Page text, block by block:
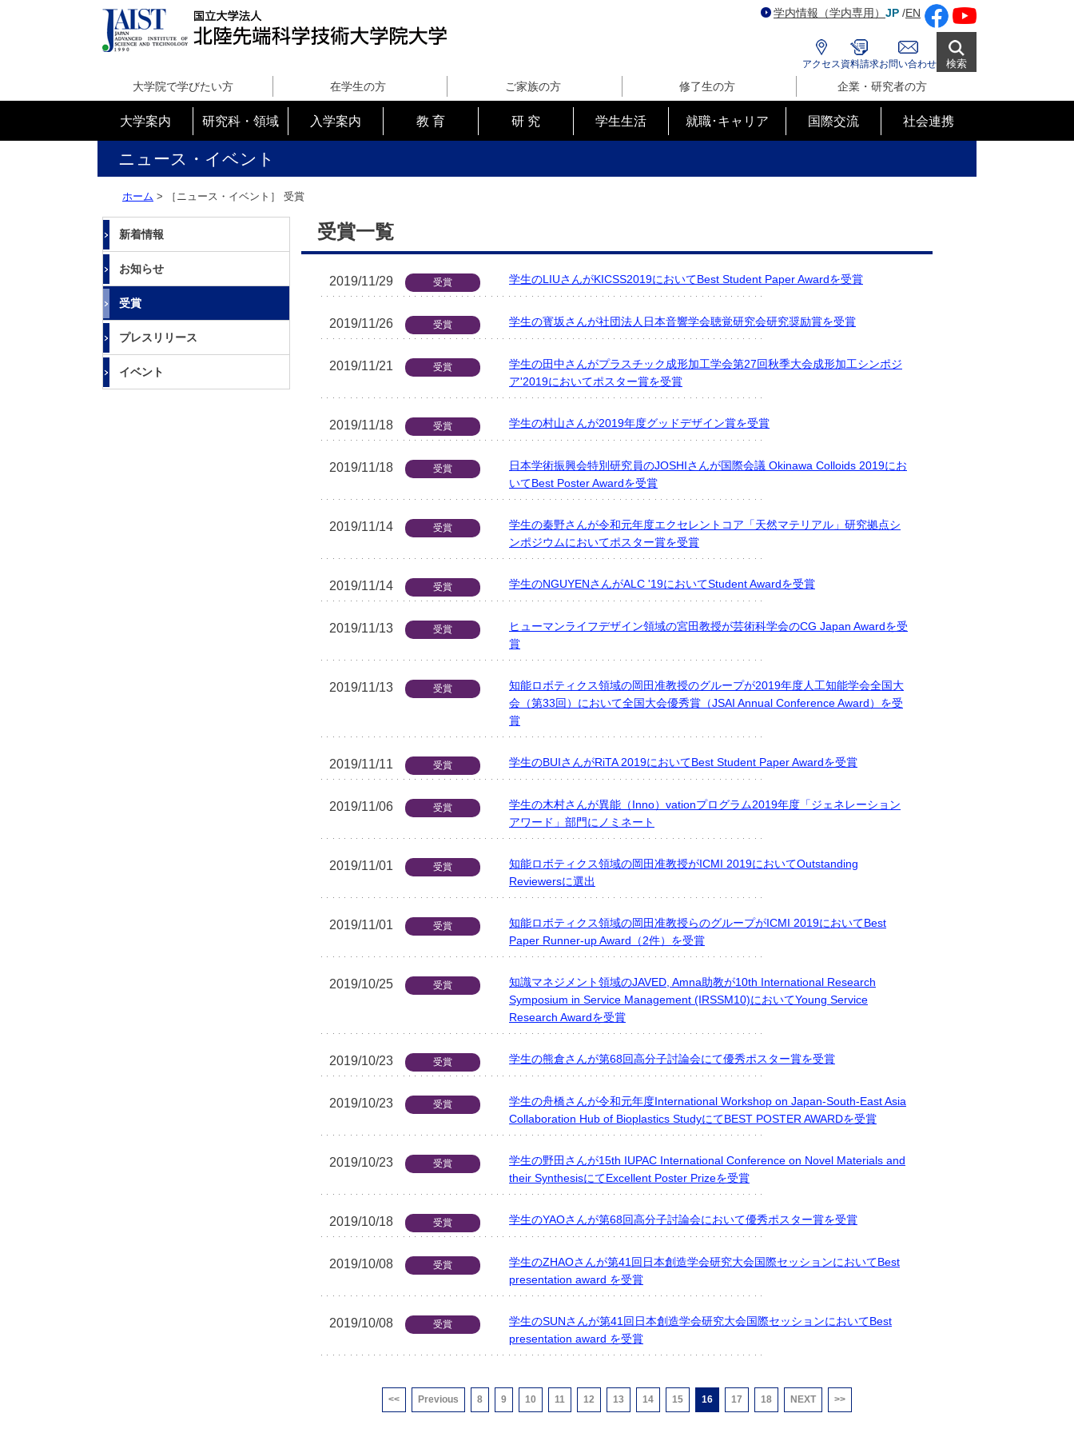
端
科
学
技
術
大
学
院
大
学
学内情報（学内専用） JP /EN
アクセス 資料請求お問い合わせ 検索
大学院で学びたい方 在学生の方 ご家族の方 修了生の方 企業・研究者の方
大学案内 研究科・領域 入学案内 教 育 研 究 学生生活 就職･キャリア 国際交流 社会連携
ニュース・イベント
ホーム > ［ニュース・イベント］ 受賞
新着情報
お知らせ
受賞
プレスリリース
イベント
受賞一覧
2019/11/29 受賞 学生のLIUさんがKICSS2019においてBest Student Paper Awardを受賞
2019/11/26 受賞 学生の寳坂さんが社団法人日本音響学会聴覚研究会研究奨励賞を受賞
2019/11/21 受賞
学生の田中さんがプラスチック成形加工学会第27回秋季大会成形加工シンポジ
ア'2019においてポスター賞を受賞
2019/11/18 受賞 学生の村山さんが2019年度グッドデザイン賞を受賞
2019/11/18 受賞
日本学術振興会特別研究員のJOSHIさんが国際会議 Okinawa Colloids 2019にお
いてBest Poster Awardを受賞
2019/11/14 受賞
学生の秦野さんが令和元年度エクセレントコア「天然マテリアル」研究拠点シ
ンポジウムにおいてポスター賞を受賞
2019/11/14 受賞 学生のNGUYENさんがALC '19においてStudent Awardを受賞
2019/11/13 受賞
ヒューマンライフデザイン領域の宮田教授が芸術科学会のCG Japan Awardを受
賞
2019/11/13 受賞
知能ロボティクス領域の岡田准教授のグループが2019年度人工知能学会全国大
会（第33回）において全国大会優秀賞（JSAI Annual Conference Award）を受
賞
2019/11/11 受賞 学生のBUIさんがRiTA 2019においてBest Student Paper Awardを受賞
2019/11/06 受賞
学生の木村さんが異能（Inno）vationプログラム2019年度「ジェネレーション
アワード」部門にノミネート
2019/11/01 受賞
知能ロボティクス領域の岡田准教授がICMI 2019においてOutstanding
Reviewersに選出
2019/11/01 受賞
知能ロボティクス領域の岡田准教授らのグループがICMI 2019においてBest
Paper Runner-up Award（2件）を受賞
2019/10/25 受賞
知識マネジメント領域のJAVED, Amna助教が10th International Research
Symposium in Service Management (IRSSM10)においてYoung Service
Research Awardを受賞
2019/10/23 受賞 学生の熊倉さんが第68回高分子討論会にて優秀ポスター賞を受賞
2019/10/23 受賞
学生の舟橋さんが令和元年度International Workshop on Japan-South-East Asia
Collaboration Hub of Bioplastics StudyにてBEST POSTER AWARDを受賞
2019/10/23 受賞
学生の野田さんが15th IUPAC International Conference on Novel Materials and
their SynthesisにてExcellent Poster Prizeを受賞
2019/10/18 受賞 学生のYAOさんが第68回高分子討論会において優秀ポスター賞を受賞
2019/10/08 受賞
学生のZHAOさんが第41回日本創造学会研究大会国際セッションにおいてBest
presentation award を受賞
2019/10/08 受賞
学生のSUNさんが第41回日本創造学会研究大会国際セッションにおいてBest
presentation award を受賞
<< Previous 8 9 10 11 12 13 14 15 16 17 18 NEXT >>